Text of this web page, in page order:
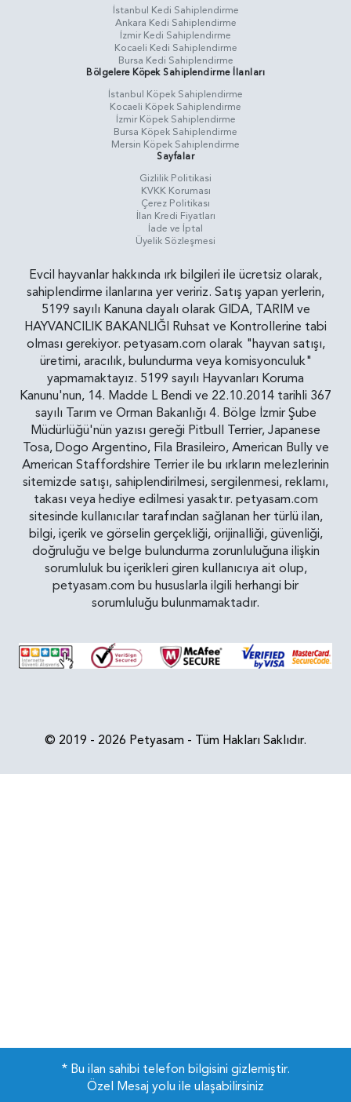
* Bu ilan sahibi telefon bilgisini gizlemiştir.
Özel Mesaj yolu ile ulaşabilirsiniz
İstanbul Kedi Sahiplendirme
Ankara Kedi Sahiplendirme
İzmir Kedi Sahiplendirme
Kocaeli Kedi Sahiplendirme
Bursa Kedi Sahiplendirme
Bölgelere Köpek Sahiplendirme İlanları
İstanbul Köpek Sahiplendirme
Kocaeli Köpek Sahiplendirme
İzmir Köpek Sahiplendirme
Bursa Köpek Sahiplendirme
Mersin Köpek Sahiplendirme
Sayfalar
Gizlilik Politikasi
KVKK Koruması
Çerez Politikası
İlan Kredi Fiyatları
İade ve İptal
Üyelik Sözleşmesi
Evcil hayvanlar hakkında ırk bilgileri ile ücretsiz olarak,
sahiplendirme ilanlarına yer veririz. Satış yapan yerlerin,
5199 sayılı Kanuna dayalı olarak GIDA, TARIM ve
HAYVANCILIK BAKANLIĞI Ruhsat ve Kontrollerine tabi
olması gerekiyor. petyasam.com olarak "hayvan satışı,
üretimi, aracılık, bulundurma veya komisyonculuk"
yapmamaktayız. 5199 sayılı Hayvanları Koruma
Kanunu'nun, 14. Madde L Bendi ve 22.10.2014 tarihli 367
sayılı Tarım ve Orman Bakanlığı 4. Bölge İzmir Şube
Müdürlüğü'nün yazısı gereği Pitbull Terrier, Japanese
Tosa, Dogo Argentino, Fila Brasileiro, American Bully ve
American Staffordshire Terrier ile bu ırkların melezlerinin
sitemizde satışı, sahiplendirilmesi, sergilenmesi, reklamı,
takası veya hediye edilmesi yasaktır. petyasam.com
sitesinde kullanıcılar tarafından sağlanan her türlü ilan,
bilgi, içerik ve görselin gerçekliği, orijinalliği, güvenliği,
doğruluğu ve belge bulundurma zorunluluğuna ilişkin
sorumluluk bu içerikleri giren kullanıcıya ait olup,
petyasam.com bu hususlarla ilgili herhangi bir
sorumluluğu bulunmamaktadır.
© 2019 - 2026 Petyasam - Tüm Hakları Saklıdır.